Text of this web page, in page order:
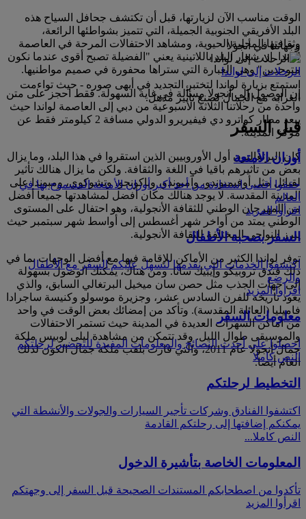
الوقت مناسب الآن لزيارتها، قبل أن تكتشف جحافل السياح هذه
البلد الأفريقي الجنوبية الجميلة، التي تتميز بشواطئها الرائعة،
وثقافتها المحلية الحيوية، ومشاهد الاحتفالات المرحة في العاصمة
لواندا. إن شعار البلد باللاتينية يعني "الفضيلة تصبح أقوى عندما نكون
متوحدين" وهي العبارة التي ستراها محفورة في صميم مواطنيها.
إن الوصول إلى أنجولا مسألة في غاية السهولة. فقط احجز على متن
واحدة من رحلاتنا الثلاثة الأسبوعية من دبي إلى العاصمة لواندا حيث
يبعد مطار كواترو دي فيفيريرو الدولي مسافة 2 كيلومتر فقط عن
مركز المدينة.
كان البرتغاليون أول الأوروبيين الذين استقروا في هذا البلد، وما يزال
بعض من تأثيرهم باقيا في اللغة والثقافة. ولكن ما يزال هنالك تأثير
لقبائل مثل أوفيمبوندو، وآمبوندو، وباكونجو، وتشوكوي، ومبوندا على
المدينة المقدسة. لا يوجد هنالك مكان أفضل لمشاهدتها جميعا أفضل
من المهرجان الوطني للثقافة الأنجولية، وهو احتفال على المستوى
الوطني يمتد من أواخر شهر أغسطس إلى أواسط شهر سبتمبر حيث
يبرز النواحي المختلفة للثقافة الأنجولية.
توفر لواندا الكثير من الأماكن للإقامة فيها مع أفضل الوجهات بما في
ذلك فندق تروبيكو وإيبيك سانا. ومن هناك، يمكنك الوصول بسهولة
إلى جهات الجذب مثل حصن سان ميخيل البرتغالي السابق، والذي
يعود تاريخه للفرن السادس عشر، وجزيرة موسولو وكنيسة ساجرادا
فاميليا (العائلة المقدسة). وتأكد من إمضائك بعض الوقت في واحد
من أماكن السهرات العديدة في المدينة حيث تستمر الاحتفالات
والموسيقى طوال الليل. وقد تتمكن من مشاهدة ليلى لوبيس ملكة
جمال أنجولا عام 2011، والتي فازت بلقب ملكة جمال الكون لذلك
العام أيضا.
وجهاتنا في أنجولا
الرحلات إلى لواندا
استمتع بزيارة لواندا لتختبر التجديد في أبهى صوره - حيث تواءمت
الغرابة مع الجمال لصنع تأثير مذهل.
قبل السفر
أوزان الأمتعة
حققوا أقصى استفادة من أحد أكبر أوزان الأمتعة المسموح بها في
العالم
اقرأوا المزيد
السفر بصحبة الأطفال
اكتشفوا الخدمات التي نقدمها لنسهل عليكم السفر مع الأطفال
والرضع
اقرأوا المزيد
معلومات السفر
احصلوا على أحدث النصائح والمعلومات المفيدة للتحضير لرحلتكم
النص كاملا
التخطيط لرحلتكم
اكتشفوا الفنادق وشركات تأجير السيارات والجولات والأنشطة التي
يمكنكم إضافتها إلى رحلتكم القادمة
النص كاملا...
المعلومات الخاصة بتأشيرة الدخول
تأكدوا من اصطحابكم المستندات الصحيحة قبل السفر إلى وجهتكم
اقرأوا المزيد